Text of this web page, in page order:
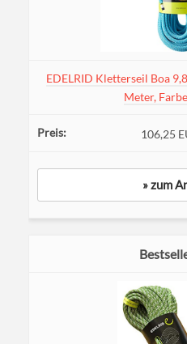
EDELRID Kletterseil Boa
Meter,
106,25
» zum